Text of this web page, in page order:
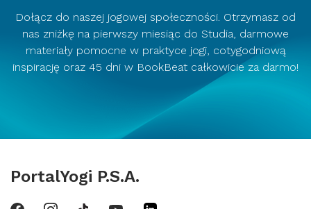
Dołącz do naszej jogowej społeczności. Otrzymasz od
nas zniżkę na pierwszy miesiąc do Studia, darmowe
materiały pomocne w praktyce jogi, cotygodniową
inspirację oraz 45 dni w BookBeat całkowicie za darmo!
PortalYogi P.S.A.